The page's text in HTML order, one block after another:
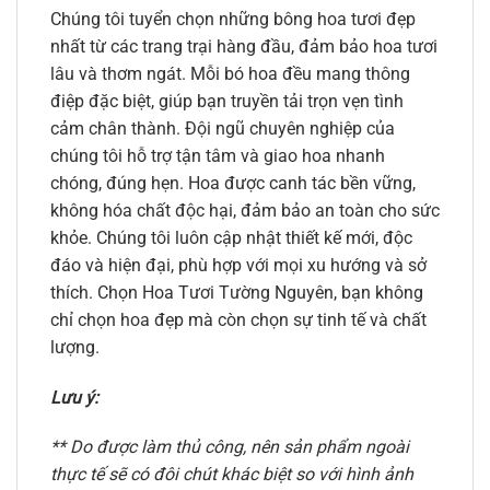
Chúng tôi tuyển chọn những bông hoa tươi đẹp
nhất từ các trang trại hàng đầu, đảm bảo hoa tươi
lâu và thơm ngát. Mỗi bó hoa đều mang thông
điệp đặc biệt, giúp bạn truyền tải trọn vẹn tình
cảm chân thành. Đội ngũ chuyên nghiệp của
chúng tôi hỗ trợ tận tâm và giao hoa nhanh
chóng, đúng hẹn. Hoa được canh tác bền vững,
không hóa chất độc hại, đảm bảo an toàn cho sức
khỏe. Chúng tôi luôn cập nhật thiết kế mới, độc
đáo và hiện đại, phù hợp với mọi xu hướng và sở
thích. Chọn Hoa Tươi Tường Nguyên, bạn không
chỉ chọn hoa đẹp mà còn chọn sự tinh tế và chất
lượng.
Lưu ý:
** Do được làm thủ công, nên sản phẩm ngoài
thực tế sẽ có đôi chút khác biệt so với hình ảnh